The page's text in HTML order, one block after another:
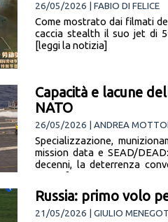
26/05/2026 | FABIO DI FELICE
Come mostrato dai filmati
caccia stealth il suo jet di
[leggi la notizia]
Capacità e lacune
NATO
26/05/2026 | ANDREA
Specializzazione,
mission data e SEAD/
decenni, la deterrenza
notizia]
Russia: primo volo
21/05/2026 | GIULIO